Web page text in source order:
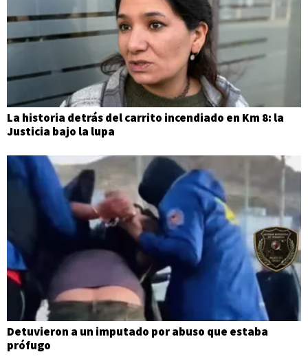
La historia detrás del carrito incendiado en Km 8: la
Justicia bajo la lupa
Detuvieron a un imputado por abuso que estaba
prófugo